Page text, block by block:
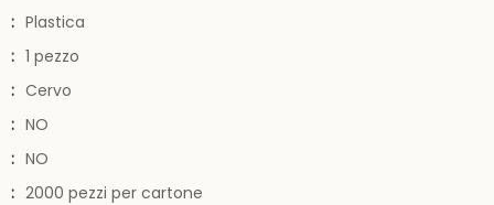
: Plastica
: 1 pezzo
: Cervo
: NO
: NO
: 2000 pezzi per cartone